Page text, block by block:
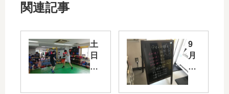
関連記事
土
日
営
9
月
の
休